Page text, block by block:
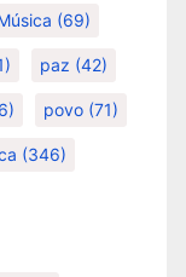
(69)
paz (42)
povo (71)
(346)